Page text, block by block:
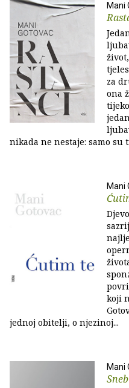
Mani
za
ona
nikada ne nestaje: samo su
Mani
koji
jednoj obitelji, o njezinoj...
Mani